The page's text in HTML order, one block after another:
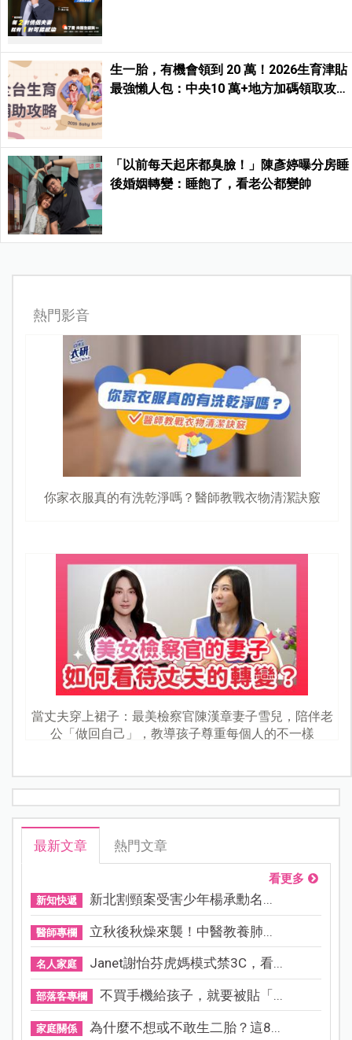
生一胎，有機會領到 20 萬！2026生育津貼
最強懶人包：中央10 萬+地方加碼領取攻
「以前每天起床都臭臉！」陳彥婷曝分房睡
後婚姻轉變：睡飽了，看老公都變帥
熱門影音
你家衣服真的有洗乾淨嗎？醫師教戰衣物清潔訣竅
當丈夫穿上裙子：最美檢察官陳漢章妻子雪兒，陪伴老
公「做回自己」，教導孩子尊重每個人的不一樣
最新文章 熱門文章
看更多
新知快遞 新北割頸案受害少年楊承勳名...
醫師專欄 立秋後秋燥來襲！中醫教養肺...
名人家庭 Janet謝怡芬虎媽模式禁3C，看...
部落客專欄 不買手機給孩子，就要被貼「...
家庭關係 為什麼不想或不敢生二胎？這8...